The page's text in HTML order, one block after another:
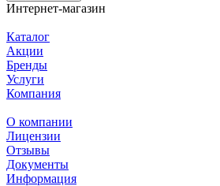
Интернет-магазин
Каталог
Акции
Бренды
Услуги
Компания
О компании
Лицензии
Отзывы
Документы
Информация